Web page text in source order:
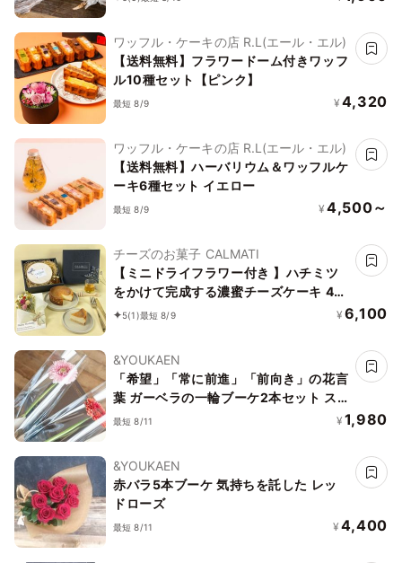
ワッフル・ケーキの店 R.L(エール・エル)
【送料無料】フラワードーム付きワッフ
ル10種セット【ピンク】
最短 8/9 ¥ 4,320
ワッフル・ケーキの店 R.L(エール・エル)
【送料無料】ハーバリウム＆ワッフルケ
ーキ6種セット イエロー
最短 8/9 ¥ 4,500～
チーズのお菓子 CALMATI
【ミニドライフラワー付き 】ハチミツ
をかけて完成する濃蜜チーズケーキ 4号
ハチミツ付き
5(1)最短 8/9 ¥ 6,100
&YOUKAEN
「希望」「常に前進」「前向き」の花言
葉 ガーベラの一輪ブーケ2本セット ス
マイルカラーとビタミンカラーのおまか
最短 8/11 ¥ 1,980
&YOUKAEN
赤バラ5本ブーケ 気持ちを託した レッ
ドローズ
最短 8/11 ¥ 4,400